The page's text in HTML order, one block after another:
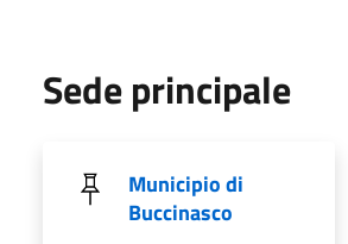
Sede principale
Municipio di
Buccinasco